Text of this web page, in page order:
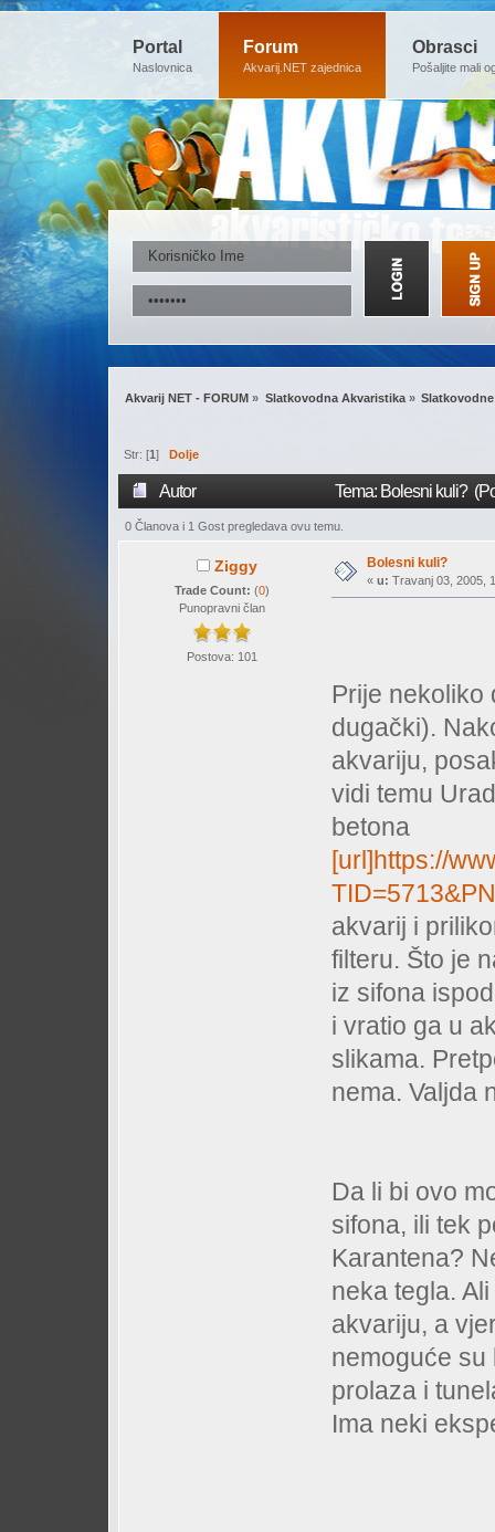
Portal
Naslovnica
Forum
Akvarij.NET zajednica
Obrasci
Pošaljite mali
Akvarij NET - FORUM » Slatkovodna Akvaristika»
Str: [1] Dolje
Autor Tema: Bolesni kuli?
0 Članova i 1 Gost pregledava ovu temu.
Ziggy
Trade Count: (0)
Punopravni član
Postova: 101
Bolesni kuli?
« u: Travanj 03, 2005,
Prije nekoliko
dugački).
akvariju,
vidi temu
betona
[url]https://
TID=5713&PN
akvarij i
filteru. Što je
iz sifona
i vratio ga u
slikama.
nema. Valjda
Da li bi ovo
sifona, ili tek
Karantena?
neka tegla.
akvariju, a
nemoguće su
prolaza i
Ima neki